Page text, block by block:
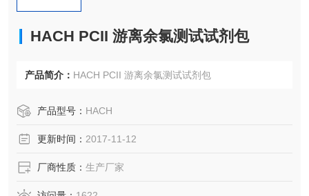
HACH PCII 游离余氯测试试剂包
产品简介： HACH PCII 游离余氯测试试剂包
产品型号： HACH
更新时间： 2017-11-12
厂商性质： 生产厂家